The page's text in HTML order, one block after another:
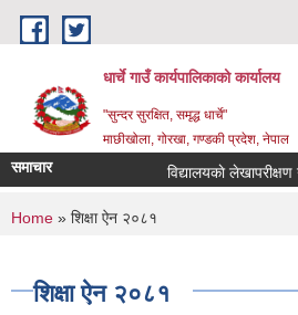
Skip to main content
धार्चे गाउँ कार्यपालिकाको कार्यालय
"सुन्दर सुरक्षित, समृद्ध धार्चे"
माछीखोला, गोरखा, गण्डकी प्रदेश, नेपाल
समाचार विद्यालयकाे लेखापरीक्षण
You are here
Home » शिक्षा ऐन २०८१
शिक्षा ऐन २०८१